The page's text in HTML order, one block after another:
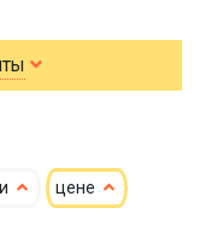
размеру:
3х5 3х6
5х6 5х7
цене